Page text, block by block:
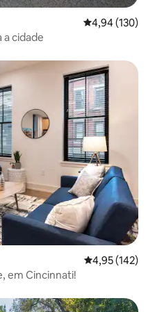
4,94 de uma
4,94 (130)
a cidade
4,95 de uma
4,95 (142)
em Cincinnati!